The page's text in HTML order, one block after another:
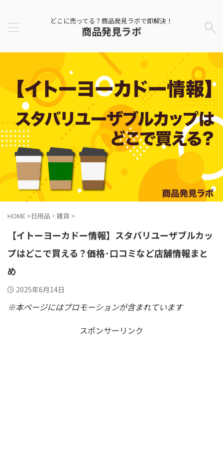
どこに売ってる？商品発見ラボで即解決！
商品発見ラボ
HOME >日用品・雑貨 >
【イトーヨーカドー情報】スタバリユーザブルカッ
プはどこで買える？価格･口コミなど店舗情報まと
め
2025年6月14日
※本ページにはプロモーションが含まれています
スポンサーリンク